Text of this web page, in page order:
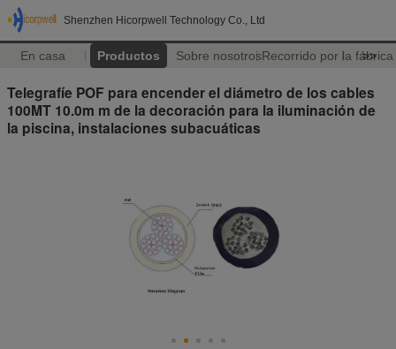
Shenzhen Hicorpwell Technology Co., Ltd
En casa Productos Sobre nosotrosRecorrido por la fábrica
>>
Telegrafíe POF para encender el diámetro de los cables
100MT 10.0m m de la decoración para la iluminación de
la piscina, instalaciones subacuáticas